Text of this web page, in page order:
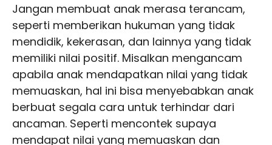
Jangan membuat anak merasa terancam,
seperti memberikan hukuman yang tidak
mendidik, kekerasan, dan lainnya yang tidak
memiliki nilai positif. Misalkan mengancam
apabila anak mendapatkan nilai yang tidak
memuaskan, hal ini bisa menyebabkan anak
berbuat segala cara untuk terhindar dari
ancaman. Seperti mencontek supaya
mendapat nilai yang memuaskan dan